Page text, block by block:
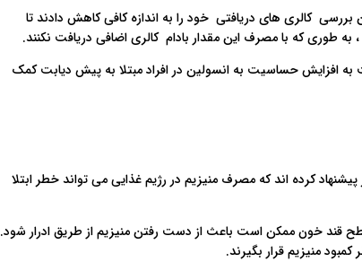
کالری های دریافتی خود را به اندازه کافی کاهش دادند تا
به طوری که با مصرف این مقدار بادام کالری اضافی دریافت نکنند.
افزایش حساسیت به انسولین در افراد مبتلا به پیش دیابت کمک
کرده اند که مصرف منیزیم در رژیم غذایی می تواند خطر ابتلا
قند خون ممکن است باعث از دست رفتن منیزیم از طریق ادرار شود.
منیزیم قرار بگیرند.